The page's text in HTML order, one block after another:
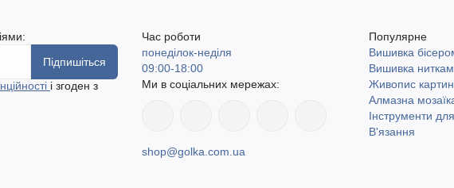
Підпишіться
і згоден з
Час роботи
понеділок-неділя
09:00-18:00
Ми в соціальних мережах:
shop@golka.com.ua
Популярне
Вишивка
Вишивка
Живопис
Алмазна
Інструменти
В'язання